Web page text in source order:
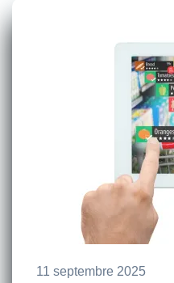
11 septembre 2025